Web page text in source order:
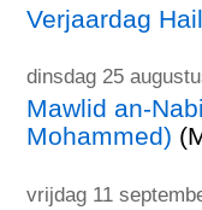
Verjaardag
dinsdag 25
Mawlid an-
Mohammed)
vrijdag 11